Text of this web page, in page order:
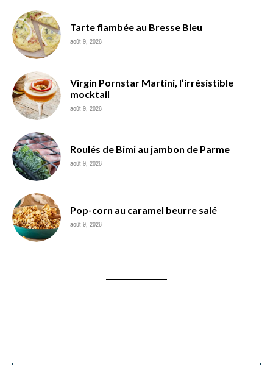
Tarte flambée au Bresse Bleu
août 9, 2026
Virgin Pornstar Martini, l’irrésistible
mocktail
août 9, 2026
Roulés de Bimi au jambon de Parme
août 9, 2026
Pop-corn au caramel beurre salé
août 9, 2026